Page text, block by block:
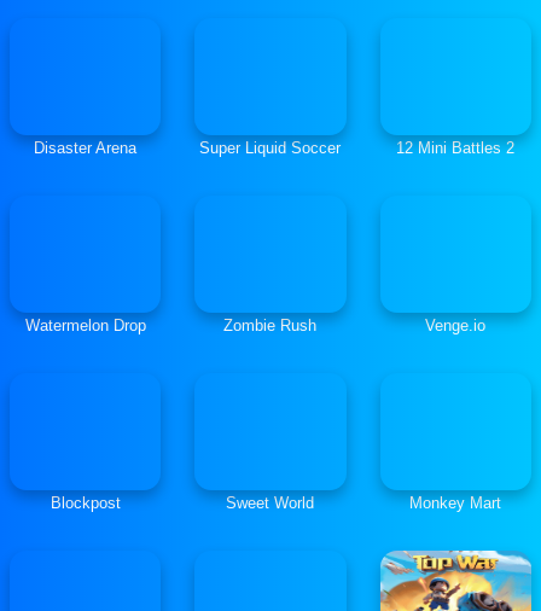
Disaster Arena Super Liquid Soccer 12 Mini Battles 2
Watermelon Drop Zombie Rush Venge.io
Blockpost Sweet World Monkey Mart